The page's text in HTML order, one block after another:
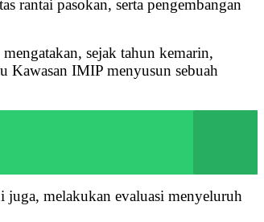
rantai pasokan, serta pengembangan
sejak tahun kemarin,
Kawasan IMIP menyusun sebuah
juga, melakukan evaluasi menyeluruh